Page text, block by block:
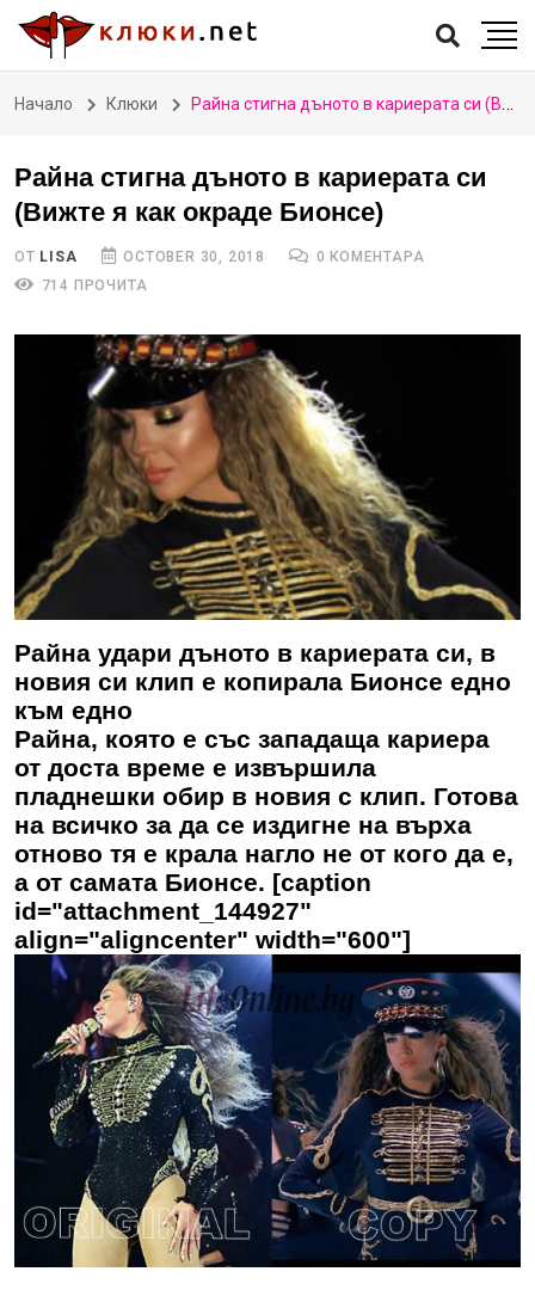
Начало Клюки Райна стигна дъното в кариерата си (Вижте я как окраде Бионсе)
Райна стигна дъното в кариерата си
(Вижте я как окраде Бионсе)
ОТ LISA OCTOBER 30, 2018
0 КОМЕНТАРА
714 ПРОЧИТА
Райна удари дъното в кариерата си, в
новия си клип е копирала Бионсе едно
към едно
Райна, която е със западаща кариера
от доста време е извършила
пладнешки обир в новия с клип. Готова
на всичко за да се издигне на върха
отново тя е крала нагло не от кого да е,
а от самата Бионсе. [caption
id="attachment_144927"
align="aligncenter" width="600"]